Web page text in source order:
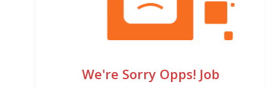
We're Sorry Opps! Job